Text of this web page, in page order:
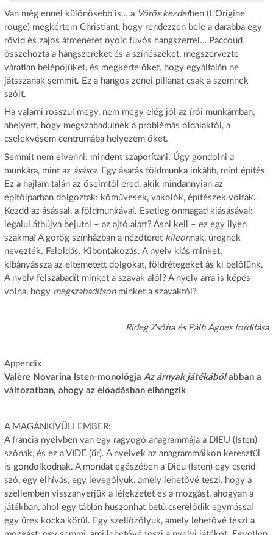
Van még ennél különösebb is… a Vörös kezdetben (L’Origine
rouge) megkértem Christiant, hogy rendezzen bele a darabba egy
rövid és zajos átmenetet nyolc fúvós hangszerrel… Paccoud
összehozta a hangszereket és a színészeket, megszervezte
váratlan belépőjüket, és megkérte őket, hogy egyáltalán ne
játsszanak semmit. Ez a hangos zenei pillanat csak a szemnek
szólt.
Ha valami rosszul megy, nem megy elég jól az írói munkámban,
ahelyett, hogy megszabadulnék a problémás oldalaktól, a
cselekvésem centrumába helyezem őket.
Semmit nem elvenni; mindent szaporítani. Úgy gondolni a
munkára, mint az ásásra. Egy ásatás földmunka inkább, mint építés.
Ez a hajlam talán az őseimtől ered, akik mindannyian az
építőiparban dolgoztak: kőművesek, vakolók, építészek voltak.
Kezdd az ásással, a földmunkával. Esetleg önmagad kiásásával:
legalul átbújva bejutni – az ajtó alatt? Ásni kell – ez egy ilyen
szakma! A görög színházban a nézőteret kileonnak, üregnek
nevezték. Feloldás. Kibontakozás. A nyelv kiás minket,
kibányássza az eltemetett dolgokat, földrétegeket ás ki belőlünk.
A nyelv felszabadít minket a szavak alól? A nyelv arra is képes
volna, hogy megszabadítsonminket a szavaktól?
Rideg Zsófia és Pálfi Ágnes fordítása
Appendix
Valère Novarina Isten-monológja Az árnyak játékábólabban a
változatban, ahogy az előadásban elhangzik
A MAGÁNKÍVÜLI EMBER:
A francia nyelvben van egy ragyogó anagrammája a DIEU (Isten)
szónak, és ez a VIDE (űr). A nyelvek az anagrammáikon keresztül
is gondolkodnak. A mondat egészében a Dieu (Isten) egy csend-
szó, egy elhívás, egy levegőlyuk, amely lehetővé teszi, hogy a
szellemben visszanyerjük a lélekzetet és a mozgást, ahogyan a
játékban, ahol egy táblán huszonhat betű cserélődik egymással
egy üres kocka körül. Egy szellőzőlyuk, amely lehetővé teszi a